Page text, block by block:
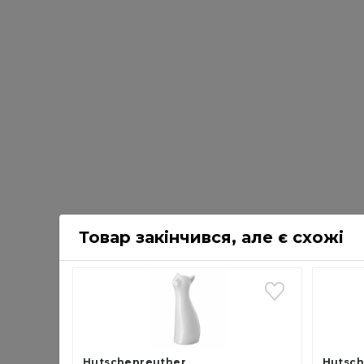
Товар закінчився, але є схожі